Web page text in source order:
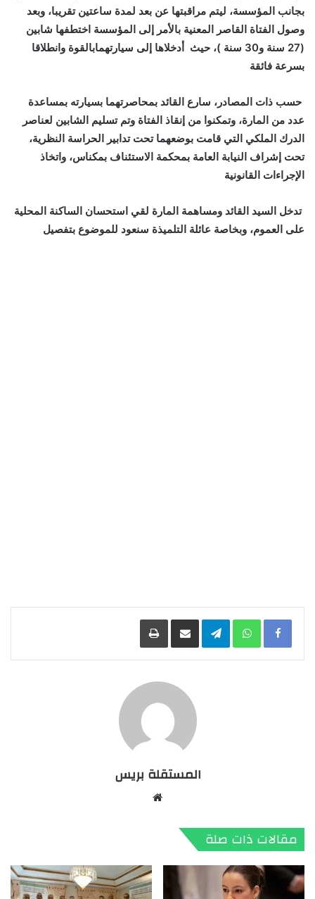
بجانب المؤسسة، ليتم مراقبتها عن بعد لمدة ساعتين تقريبا، وبعد
وصول الفتاة القاصر المعنية بالأمر إلى المؤسسة اختطفها شابين
(27 سنة و30 سنة )، حيث أدخلاها إلى سيارتهمابالقوة وانطلاقا
بسرعة فائقة
حسب ذات المصادر، سارع القائد بمحاصرتهما بسيارته بمساعدة
عدد من المارة، وتمكنوا من إنقاذ الفتاة وتم تسليم الشابين لعناصر
الدرك الملكي التي قامت بوضعهما تحت تدابير الحراسة النظرية،
تحت إشراف النيابة العامة بمحكمة الاستئناف بمكناس، واتخاذ
الإجراءات القانونية
تدخل السيد القائد ومساهمة المارة لقي استحسان الساكنة المحلية
على العموم، وبخاصة عائلة التلميذة سنعود للموضوع بتفصيل
Facebook
WhatsApp
Telegramمشاركة عبر البريد طباعة
المستقلة بريس
مقالات ذات صلة